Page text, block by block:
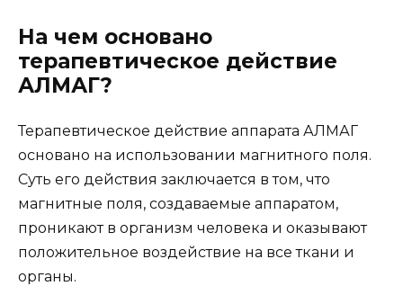
На чем основано
терапевтическое действие
АЛМАГ?
Терапевтическое действие аппарата АЛМАГ
основано на использовании магнитного поля.
Суть его действия заключается в том, что
магнитные поля, создаваемые аппаратом,
проникают в организм человека и оказывают
положительное воздействие на все ткани и
органы.